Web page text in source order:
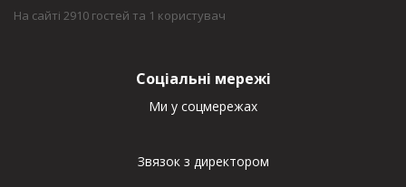
На сайті 2910 гостей та 1 користувач
Соціальні мережі
Ми у соцмережах
Звязок з директором